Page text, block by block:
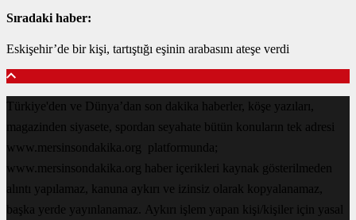
Sıradaki haber:
Eskişehir’de bir kişi, tartıştığı eşinin arabasını ateşe verdi
Türkiye'den ve Dünya’dan son dakika haberler, köşe yazıları,
magazinden siyasete, spordan seyahate bütün konuların tek adresi
www.mersinsondakika.org platformunda;
www.mersinsondakika.org haber içerikleri kaynak gösterilmeden
alıntı yapılamaz, kanuna aykırı ve izinsiz olarak kopyalanamaz,
başka yerde yayınlanamaz. Aykırı işlem yapan kişi/kişiler için yasal